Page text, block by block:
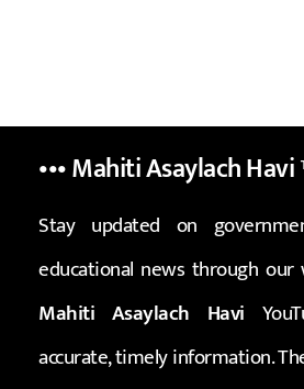
••• Mahiti Asaylach Havi
Stay updated on
educational news through our
Mahiti Asaylach Havi
accurate, timely information.